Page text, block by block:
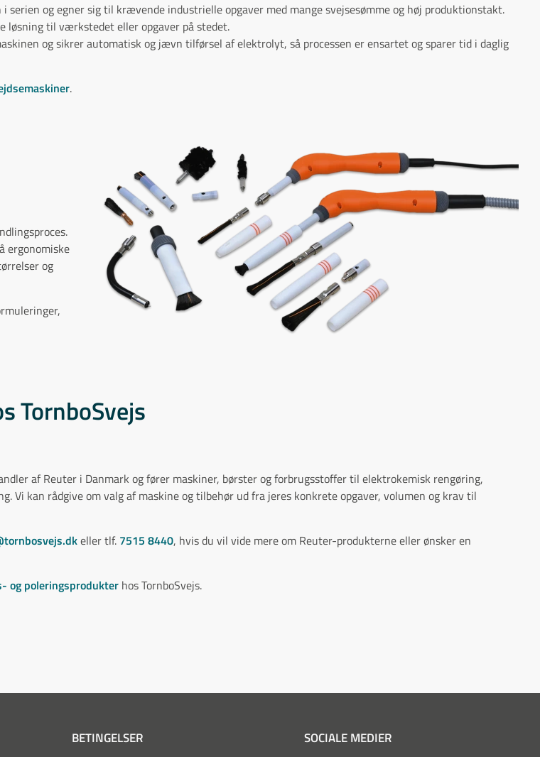
serien og egner sig til krævende industrielle opgaver med mange svejsesømme og høj produktionstakt.
løsning til værkstedet eller opgaver på stedet.
og sikrer automatisk og jævn tilførsel af elektrolyt, så processen er ensartet og sparer tid i daglig
.
ergonomiske
og
TornboSvejs
af Reuter i Danmark og fører maskiner, børster og forbrugsstoffer til elektrokemisk rengøring,
Vi kan rådgive om valg af maskine og tilbehør ud fra jeres konkrete opgaver, volumen og krav til
eller tlf. 7515 8440, hvis du vil vide mere om Reuter-produkterne eller ønsker en
og poleringsprodukter hos TornboSvejs.
BETINGELSER SOCIALE MEDIER